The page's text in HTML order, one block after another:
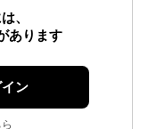
、
あります
ン